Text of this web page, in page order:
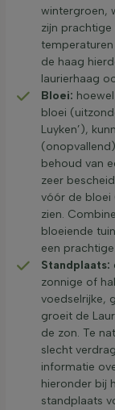
wintergroen,
zijn
de haag
laurierhaag
Bloei:
bloei
Luyken’),
behoud van
zeer
vóór de bloei
zien.
bloeiende
een
Standplaats:
zonnige of
voedselrijke,
groeit de
de zon. Te
slecht
informatie
hieronder bij
standplaats